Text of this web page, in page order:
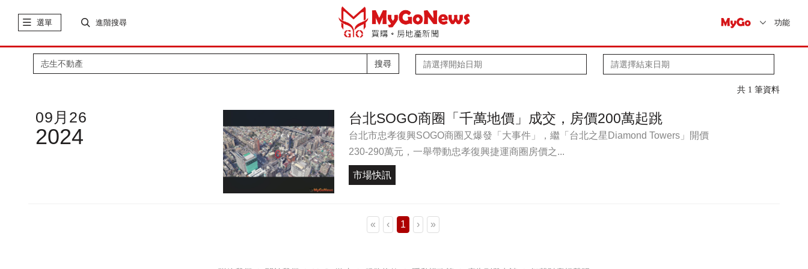
選單 進階搜尋 功能
搜尋
共 1 筆資料
09月26
2024
台北SOGO商圈「千萬地價」成交，房價200萬起跳
台北市忠孝復興SOGO商圈又爆發「大事件」，繼「台北之星Diamond Towers」開價
230-290萬元，一舉帶動忠孝復興捷運商圈房價之...
市場快訊
« ‹ 1 › »